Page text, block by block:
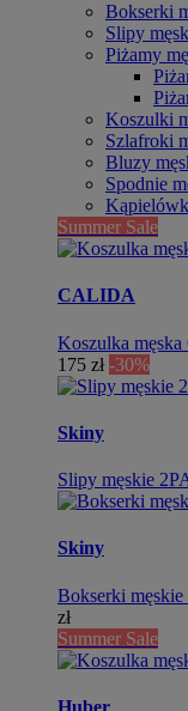
Bokserki
Slipy
Piżamy
Koszulki
Szlafroki
Bluzy
Spodnie
Summer Sale
CALIDA
Koszulka męska
175 zł -30%
Skiny
Slipy męskie
Skiny
Bokserki
zł
Summer Sale
Huber